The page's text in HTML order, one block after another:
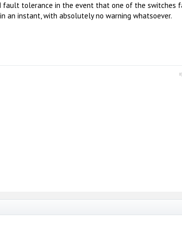
fault tolerance in the event that one of the switches
an instant, with absolutely no warning whatsoever.